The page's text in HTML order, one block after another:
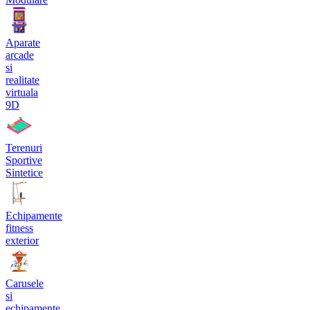
Aparate
arcade
si
realitate
virtuala
9D
Terenuri
Sportive
Sintetice
Echipamente
fitness
exterior
Carusele
si